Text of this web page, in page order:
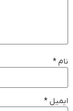
نام *
ایمیل *